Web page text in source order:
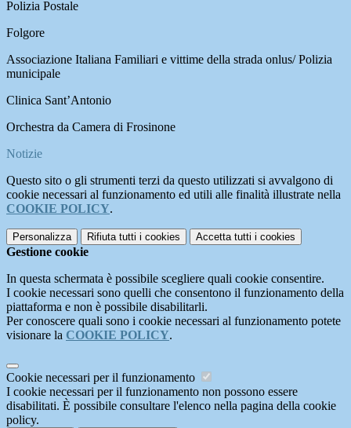
Polizia Postale
Folgore
Associazione Italiana Familiari e vittime della strada onlus/ Polizia
municipale
Clinica Sant’Antonio
Orchestra da Camera di Frosinone
Notizie
Questo sito o gli strumenti terzi da questo utilizzati si avvalgono di
cookie necessari al funzionamento ed utili alle finalità illustrate nella
COOKIE POLICY.
Personalizza Rifiuta tutti i cookies Accetta tutti i cookies
Gestione cookie
In questa schermata è possibile scegliere quali cookie consentire.
I cookie necessari sono quelli che consentono il funzionamento della
piattaforma e non è possibile disabilitarli.
Per conoscere quali sono i cookie necessari al funzionamento potete
visionare la COOKIE POLICY.
Cookie necessari per il funzionamento
I cookie necessari per il funzionamento non possono essere
disabilitati. È possibile consultare l'elenco nella pagina della cookie
policy.